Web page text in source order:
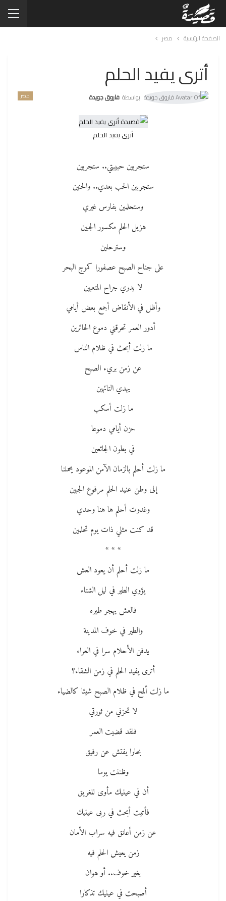
الصفحة الرئيسية مصر
أترى يفيد الحلم
مصر بواسطة فاروق جويدة
أترى يفيد الحلم
ستجربين حبيبتي.. ستجربين
ستجربين الحب بعدي.. والحنين
وستحلمين بفارس غيري
هزيل الحلم مكسور الجبين
وسترحلين
على جناح الصبح عصفورا كموج البحر
لا يدري جراح المتعبين
وأظل في الأنقاض أجمع بعض أيامي
أدور العمر تحرقني دموع الحائرين
ما زلت أبحث في ظلام الناس
عن زمن بريء الصبح
يهدي التائهين
ما زلت أسكب
حزن أيامي دموعا
في بطون الجائعين
ما زلت أحلم بالزمان الآمن الموعود يحملنا
إلى وطن عنيد الحلم مرفوع الجبين
وغدوت أحلم ها هنا وحدي
قد كنت مثلي ذات يوم تحلمين
* * *
ما زلت أحلم أن يعود العش
يؤوي الطير في ليل الشتاء
فالعش يهجر طيره
والطير في خوف المدينة
يدفن الأحلام سرا في العراء
أترى يفيد الحلم في زمن الشقاء؟
ما زلت ألمح في ظلام الصبح شيئا كالضياء
لا تحزني من ثورتي
فلقد قضيت العمر
بحارا يفتش عن رفيق
وظننت يوما
أن في عينيك مأوى للغريق
فأتيت أبحث في ربى عينيك
عن زمن أعانق فيه سراب الأمان
زمن يعيش الحلم فيه
بغير خوف.. أو هوان
أصبحت في عينيك تذكارا